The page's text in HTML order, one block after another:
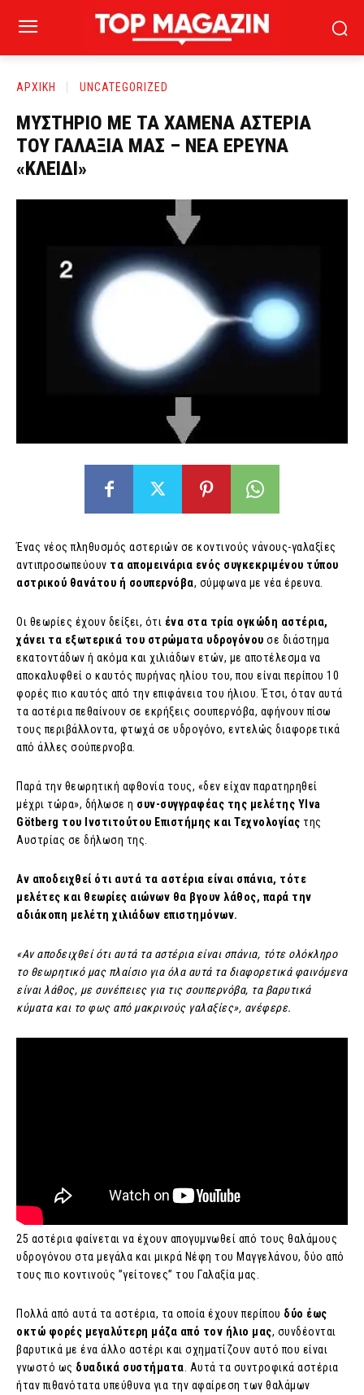
ΑΡΧΙΚΗ UNCATEGORIZED
ΜΥΣΤΗΡΙΟ ΜΕ ΤΑ ΧΑΜΕΝΑ ΑΣΤΕΡΙΑ
ΤΟΥ ΓΑΛΑΞΙΑ ΜΑΣ – ΝΕΑ ΕΡΕΥΝΑ
«ΚΛΕΙΔΙ»
Ένας νέος πληθυσμός αστεριών σε κοντινούς νάνους-γαλαξίες
αντιπροσωπεύoυν τα απομεινάρια ενός συγκεκριμένου τύπου
αστρικού θανάτου ή σουπερνόβα, σύμφωνα με νέα έρευνα.
Οι θεωρίες έχουν δείξει, ότι ένα στα τρία ογκώδη αστέρια,
χάνει τα εξωτερικά του στρώματα υδρογόνου σε διάστημα
εκατοντάδων ή ακόμα και χιλιάδων ετών, με αποτέλεσμα να
αποκαλυφθεί ο καυτός πυρήνας ηλίου του, που είναι περίπου 10
φορές πιο καυτός από την επιφάνεια του ήλιου. Έτσι, όταν αυτά
τα αστέρια πεθαίνουν σε εκρήξεις σουπερνόβα, αφήνουν πίσω
τους περιβάλλοντα, φτωχά σε υδρογόνο, εντελώς διαφορετικά
από άλλες σούπερνοβα.
Παρά την θεωρητική αφθονία τους, «δεν είχαν παρατηρηθεί
μέχρι τώρα», δήλωσε η συν-συγγραφέας της μελέτης Ylva
Götberg του Ινστιτούτου Επιστήμης και Τεχνολογίας της
Αυστρίας σε δήλωση της.
Αν αποδειχθεί ότι αυτά τα αστέρια είναι σπάνια, τότε
μελέτες και θεωρίες αιώνων θα βγουν λάθος, παρά την
αδιάκοπη μελέτη χιλιάδων επιστημόνων.
«Αν αποδειχθεί ότι αυτά τα αστέρια είναι σπάνια, τότε ολόκληρο
το θεωρητικό μας πλαίσιο για όλα αυτά τα διαφορετικά φαινόμενα
είναι λάθος, με συνέπειες για τις σουπερνόβα, τα βαρυτικά
κύματα και το φως από μακρινούς γαλαξίες», ανέφερε.
25 αστέρια φαίνεται να έχουν απογυμνωθεί από τους θαλάμους
υδρογόνου στα μεγάλα και μικρά Νέφη του Μαγγελάνου, δύο από
τους πιο κοντινούς ”γείτονες” του Γαλαξία μας.
Πολλά από αυτά τα αστέρια, τα οποία έχουν περίπου δύο έως
οκτώ φορές μεγαλύτερη μάζα από τον ήλιο μας, συνδέονται
βαρυτικά με ένα άλλο αστέρι και σχηματίζουν αυτό που είναι
γνωστό ως δυαδικά συστήματα . Αυτά τα συντροφικά αστέρια
ήταν πιθανότατα υπεύθυνα για την αφαίρεση των θαλάμων